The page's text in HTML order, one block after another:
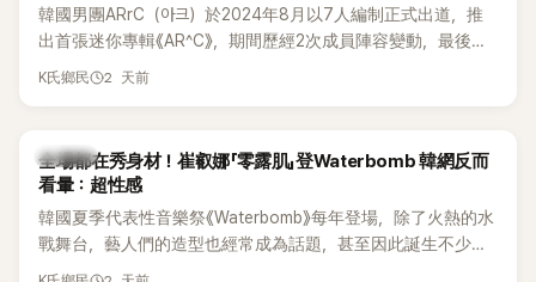
韓國男團ARrC（아크）於2024年8月以7人編制正式出道，推
出首張迷你專輯《AR^C》，期間歷經2次成員陣容變動，最後一
張作品則是2025年11月推出的〈Skiid〉。沒想到出道不到2年，
當錯愕。
K氏鄉民 2 天前
K-POP
全場都在秀身材！崔叡娜「零露肌」登Waterbomb 韓網反而
看暈：超性感
韓國夏季代表性音樂祭《Waterbomb》每年登場，除了火熱的水
戰舞台，藝人們的造型也經常成為話題，甚至因此誕生不少
「Waterbomb女神」、「Waterbomb男神」。過去包括泫雅、宣